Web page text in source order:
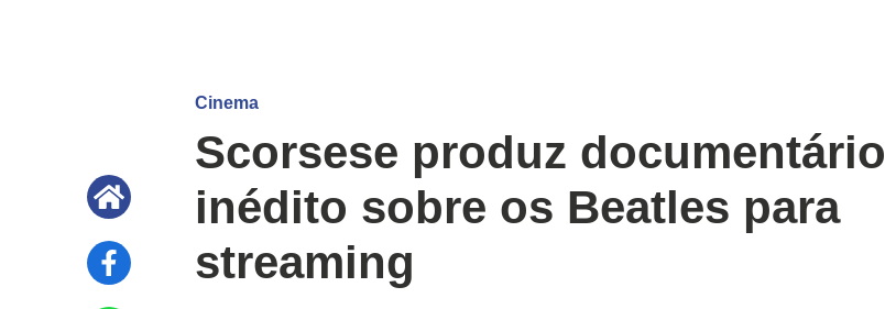
Cinema
Scorsese produz documentário
inédito sobre os Beatles para
streaming